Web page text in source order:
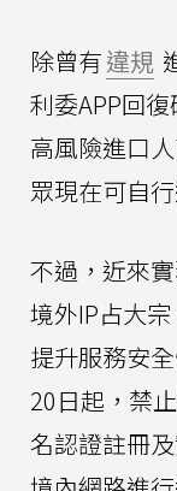
除曾有違規
利委APP回
高風險進口
眾現在可自
不過，近來
境外IP占大
提升服務安
20日起，禁
名認證註冊